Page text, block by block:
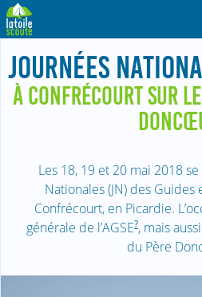
JOURNÉES
À CONFRÉCOURT SUR
Les 18, 19 et 20 mai 2018
Nationales (JN) des Guides
Confrécourt, en Picardie.
générale de l’AGSE?, mais
du Père